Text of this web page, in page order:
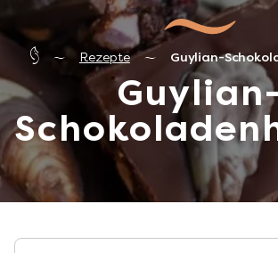
Rezepte Guylian-
Guylian-